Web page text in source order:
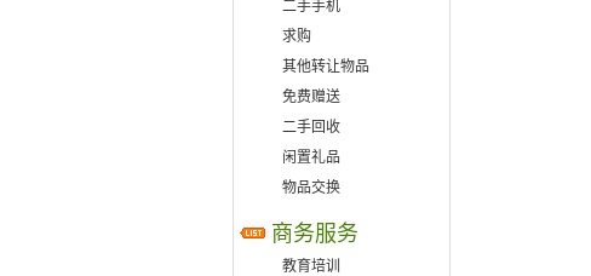
二手手机
求购
其他转让物品
免费赠送
二手回收
闲置礼品
物品交换
商务服务
教育培训